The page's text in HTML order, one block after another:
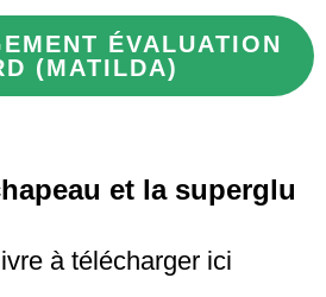
ÉVALUATION
(MATILDA)
et la superglu
à télécharger ici